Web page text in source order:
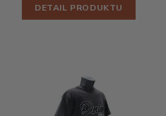
DETAIL PRODUKTU